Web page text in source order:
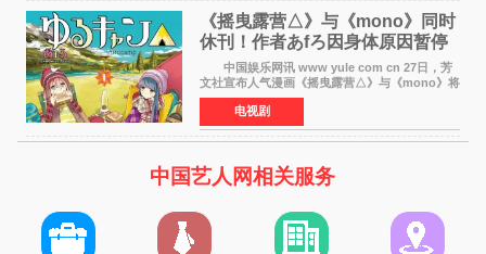
《摇曳露营△》与《mono》同时
休刊！作者あfろ因身体原因暂停
双连载
中国娱乐网讯 www yule com cn 27日，芳
文社宣布人气漫画《摇曳露营△》与《mono》将
暂停连载一段时间，原因是漫画家あfろ身体状况
不佳。 编辑部表示：一直承蒙各位对
《mono》的喜爱，
电视剧
中国艺人网相关服务